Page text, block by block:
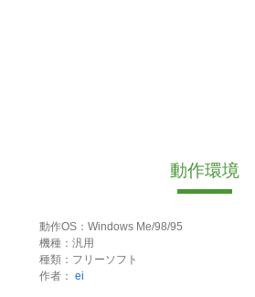
動作環境
動作OS：Windows Me/98/95
機種：汎用
種類：フリーソフト
作者： ei